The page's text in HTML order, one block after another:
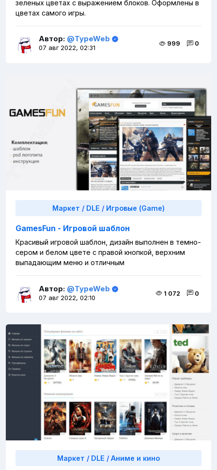
зеленых цветах с выражением блоков. Оформлены в
цветах самого игры.
Автор: @TypeWeb
07 авг 2022, 02:31
999 0
Маркет / DLE / Игровые (Game)
GamesFun - Игровой шаблон
Красивый игровой шаблон, дизайн выполнен в темно-
сером и белом цвете с правой кнопкой, верхним
выпадающим меню и отличным
Автор: @TypeWeb
07 авг 2022, 02:10
1 072 0
Маркет / DLE / Аниме и кино